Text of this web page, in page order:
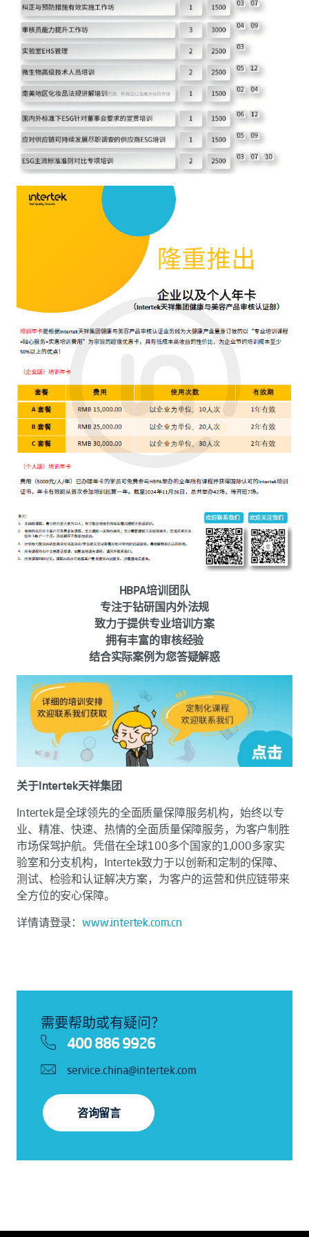
HBPA培训团队
专注于钻研国内外法规
致力于提供专业培训方案
拥有丰富的审核经验
结合实际案例为您答疑解惑
关于Intertek天祥集团
Intertek是全球领先的全面质量保障服务机构，始终以专
业、精准、快速、热情的全面质量保障服务，为客户制胜
市场保驾护航。凭借在全球100多个国家的1,000多家实
验室和分支机构，Intertek致力于以创新和定制的保障、
测试、检验和认证解决方案，为客户的运营和供应链带来
全方位的安心保障。
详情请登录：www.intertek.com.cn
需要帮助或有疑问？
400 886 9926
service.china@intertek.com
咨询留言